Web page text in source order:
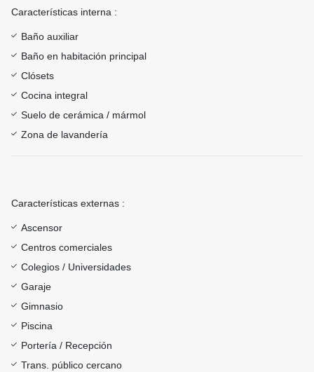
Características interna :
Baño auxiliar
Baño en habitación principal
Clósets
Cocina integral
Suelo de cerámica / mármol
Zona de lavandería
Características externas :
Ascensor
Centros comerciales
Colegios / Universidades
Garaje
Gimnasio
Piscina
Portería / Recepción
Trans. público cercano